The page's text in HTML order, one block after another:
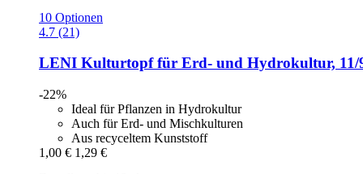
10 Optionen
4.7 (21)
LENI Kulturtopf für Erd-​ und Hydrokultur, 11/
-22%
Ideal für Pflanzen in Hydrokultur
Auch für Erd- und Mischkulturen
Aus recyceltem Kunststoff
1,00 € 1,29 €